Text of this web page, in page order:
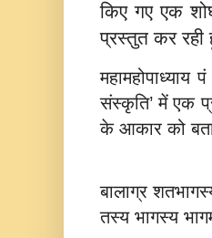
किए गए एक
प्रस्‍तुत कर रही
महामहोपाध्‍याय
संस्‍कृति’ में एक
के आकार को
बालाग्र
तस्‍य भागस्‍य